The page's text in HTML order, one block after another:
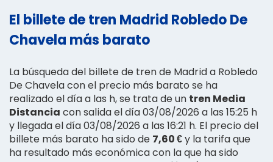
El billete de tren Madrid Robledo De
Chavela más barato
La búsqueda del billete de tren de Madrid a Robledo
De Chavela con el precio más barato se ha
realizado el día a las h, se trata de un tren Media
Distancia con salida el día 03/08/2026 a las 15:25 h
y llegada el día 03/08/2026 a las 16:21 h. El precio del
billete más barato ha sido de 7,60 €y la tarifa que
ha resultado más económica con la que ha sido